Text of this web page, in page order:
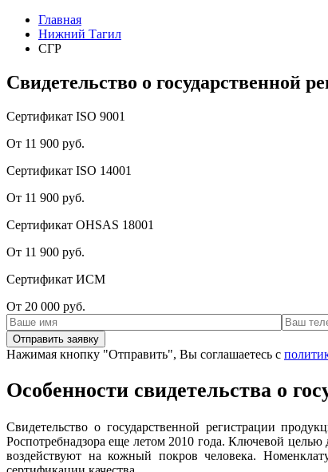
Главная
Нижний Тагил
СГР
Свидетельство о государственной
Сертификат ISO 9001
От 11 900 руб.
Сертификат ISO 14001
От 11 900 руб.
Сертификат OHSAS 18001
От 11 900 руб.
Сертификат ИСМ
От 20 000 руб.
Нажимая кнопку "Отправить", Вы соглашаетесь с
Особенности свидетельства о
Свидетельство о государственной регистрации
Роспотребнадзора еще летом 2010 года. Ключевой
воздействуют на кожный покров человека.